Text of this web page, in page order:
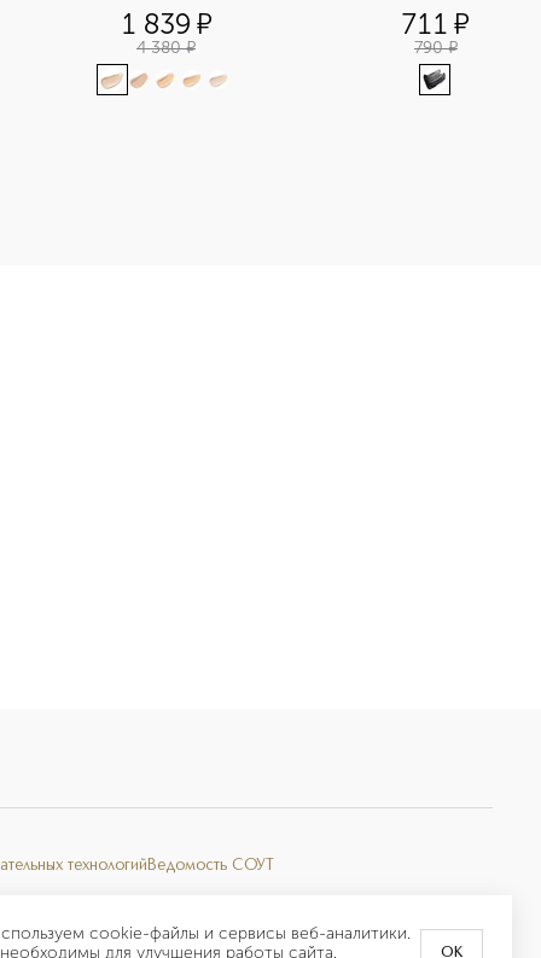
cookie-файлы и сервисы веб-аналитики.
для улучшения работы сайта.
OK
1 839 ¤
4 380 ¤
711 ¤
790 ¤
технологий Ведомость СОУТ